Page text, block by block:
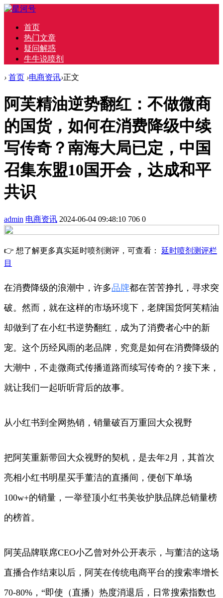
首页
热门文章
疑问解惑
牛牛说喷剂
› 首页 ›电商资讯›正文
阿芙精油逆势翻红：不做微商
的国货，如何在消费降级中续
写传奇？南海大局已定，中国
召集东盟10国开会，达成和平
共识
admin 电商资讯 2024-06-04 09:48:10 706 0
👉 想了解更多真实延时喷剂测评，可查看： 延时喷剂测评栏
目
在消费降级的浪潮中，许多品牌都在苦苦挣扎，寻求突
破。然而，就在这样的市场环境下，老牌国货阿芙精油
却做到了在小红书逆势翻红，成为了消费者心中的新
宠。这个历经风雨的老品牌，究竟是如何在消费降级的
大潮中，不走微商式传播道路而续写传奇的？接下来，
就让我们一起听听背后的故事。
从小红书到全网热销，销量破百万重回大众视野
把阿芙重新带回大众视野的契机，是去年2月，其首次
亮相小红书明星买手董洁的直播间，便创下单场
100w+的销量，一举登顶小红书美妆护肤品牌总销量榜
的榜首。
阿芙品牌联席CEO小乙曾对外公开表示，与董洁的这场
直播合作结束以后，阿芙在传统电商平台的搜索率增长
70-80%，“即使（直播）热度消退后，日常搜索指数也